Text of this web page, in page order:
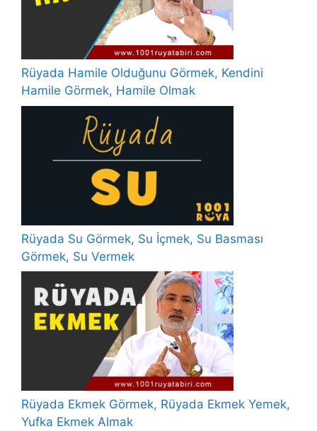
Rüyada Hamile Olduğunu Görmek, Kendini
Hamile Görmek, Hamile Olmak
Rüyada Su Görmek, Su İçmek, Su Basması
Görmek, Su Vermek
Rüyada Ekmek Görmek, Rüyada Ekmek Yemek,
Yufka Ekmek Almak